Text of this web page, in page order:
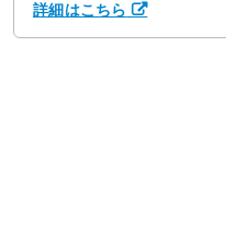
詳細はこちら